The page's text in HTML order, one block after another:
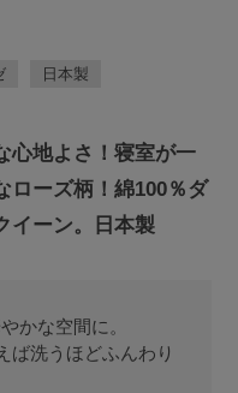
日本製
心地よさ！寝室が一
ローズ柄！綿100％ダ
イーン。日本製
かな空間に。
ば洗うほどふんわり